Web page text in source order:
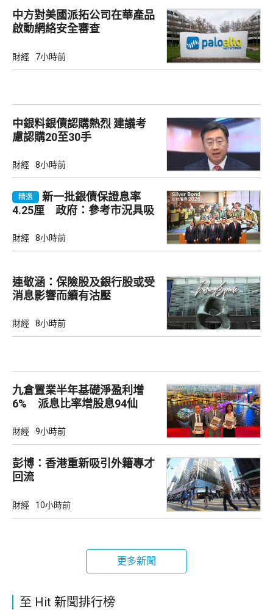
中方對美國派拓公司在華產品
啟動網絡安全審查
財經 7小時前
中銀料銀債認購熱烈 建議考
慮認購20至30手
財經 8小時前
精選
新一批銀債保證息率
4.25厘 政府：參考市況具吸
財經 8小時前
連敬涵：保險股及銀行股或受
消息影響而續有沽壓
財經 8小時前
九倉置業半年基礎淨盈利增
6% 派息比率增股息94仙
財經 9小時前
彭博：香港重新吸引外籍專才
回流
財經 10小時前
更多新聞
至 Hit 新聞排行榜